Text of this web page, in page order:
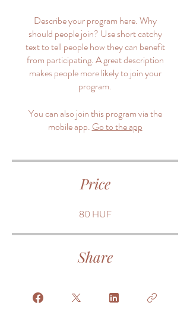
Describe your program here. Why
should people join? Use short catchy
text to tell people how they can benefit
from participating. A great description
makes people more likely to join your
program.
You can also join this program via the
mobile app. Go to the app
Price
80 HUF
Share